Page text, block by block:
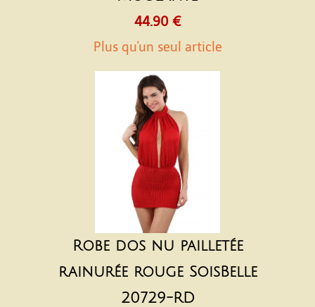
44.90 €
Plus qu'un seul article
Robe dos nu pailletée
rainurée rouge SoisBelle
20729-RD